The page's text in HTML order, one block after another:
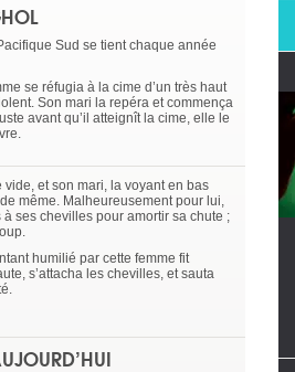
Sud se tient chaque année
se réfugia à la cime d’un très haut
Son mari la repéra et commença
avant qu’il atteignît la cime, elle le
et son mari, la voyant en bas
même. Malheureusement pour lui,
ses chevilles pour amortir sa chute ;
humilié par cette femme fit
s’attacha les chevilles, et sauta